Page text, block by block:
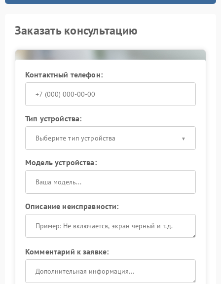
Заказать консультацию
Контактный телефон:
Тип устройства:
Выберите тип устройства
Модель устройства:
Описание неисправности:
Комментарий к заявке: